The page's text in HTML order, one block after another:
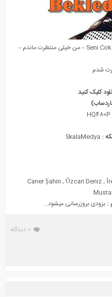
خیلی منتظرت ماندم – Seni Cok Bekledim – من خیلی منتظرت ماندم –
شدم
کلیک کنید
:
Caner Şahin , Özcan Deniz ,
:بزودی بروزرسانی میشود…
0 دیدگاه